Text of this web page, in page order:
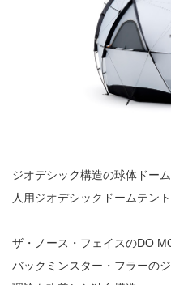
ジオデシック構造の球体ドー
人用ジオデシックドームテント
ザ・ノース・フェイスのDO
バックミンスター・フラーの